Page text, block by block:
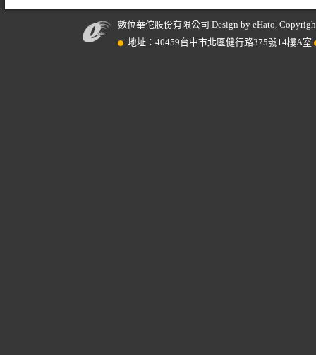
數位華佗股份有限公司 Design by eHato,
地址：40459台中市北區健行路375號14樓A室